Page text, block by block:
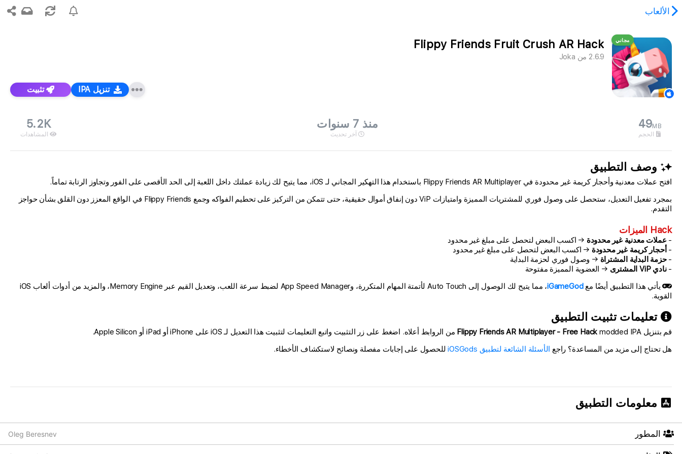
الألعاب
مجاني Flippy Friends Fruit Crush AR Hack
2.6.9 من Joka
تثبيت تنزيل IPA
49MB
الحجم
منذ 7 سنوات
آخر تحديث
5.2K
المشاهدات
وصف التطبيق
افتح عملات معدنية وأحجار كريمة غير محدودة في Flippy Friends AR Multiplayer باستخدام هذا التهكير المجاني لـ iOS، مما يتيح لك زيادة عملتك داخل اللعبة إلى الحد الأقصى على الفور وتجاوز الرتابة تماماً.
بمجرد تفعيل التعديل، ستحصل على وصول فوري للمشتريات المميزة وامتيازات ViP دون إنفاق أموال حقيقية، حتى تتمكن من التركيز على تحطيم الفواكه وجمع Flippy Friends في الواقع المعزز دون القلق بشأن حواجز
التقدم.
Hack الميزات
- عملات معدنية غير محدودة → اكسب البعض لتحصل على مبلغ غير محدود
- أحجار كريمة غير محدودة → اكسب البعض لتحصل على مبلغ غير محدود
-حزمة البداية المشتراة → وصول فوري لحزمة البداية
-نادي ViP المشترى
→ العضوية المميزة مفتوحة
يأتي هذا التطبيق أيضًا معiGameGod
، مما يتيح لك الوصول إلى Auto Touch لأتمتة المهام المتكررة، وApp Speed Manager لضبط سرعة اللعب، وتعديل القيم عبر Memory Engine، والمزيد من أدوات ألعاب iOS
القوية.
تعليمات تثبيت التطبيق
قم بتنزيل Flippy Friends AR Multiplayer - Free Hack modded IPA من الروابط أعلاه. اضغط على زر التثبيت واتبع التعليمات لتثبيت هذا التعديل لـ iOS على iPhone أو iPad أو Apple Silicon.
هل تحتاج إلى مزيد من المساعدة؟ راجع الأسئلة الشائعة لتطبيق iOSGods للحصول على إجابات مفصلة ونصائح لاستكشاف الأخطاء.
معلومات التطبيق
المطور Oleg Beresnev